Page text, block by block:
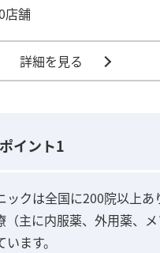
店舗
詳細を見る
イント1
ックは全国に200院以上あ
（主に内服薬、外用薬、
ます。